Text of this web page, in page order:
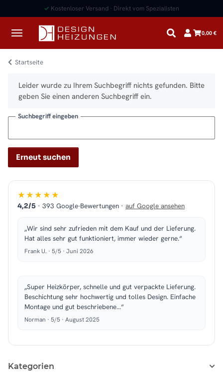
✓ Kostenloser Versand · Direkt vom Spezialisten
0,00 €
Startseite
x
Leider wurde zu Ihrem Suchbegriff nichts gefunden. Bitte
geben Sie einen anderen Suchbegriff ein.
Suchbegriff eingeben
Erneut suchen
★★★★★
4,2/5 · 393 Google-Bewertungen · auf Google ansehen
„Wir sind sehr zufrieden mit dem Kauf und der Lieferung.
Hat alles sehr gut funktioniert, immer wieder gerne.“
Frank U. · 5/5 · Juni 2026
„Super Heizkörper, schnelle und gut verpackte Lieferung.
Beschichtung sehr hochwertig und tolles Design. Einfache
Montage und gut beschriebene…“
Norman · 5/5 · August 2025
Kategorien